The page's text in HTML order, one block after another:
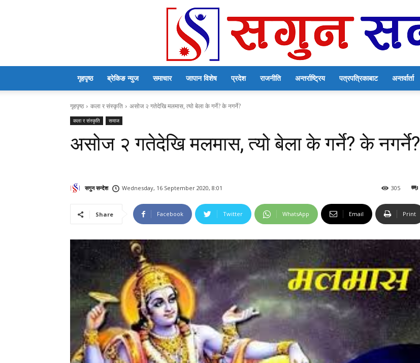
गृहपृष्ठ ब्रेकिङ न्युज समाचार जापान विशेष प्रदेश राजनीति अन्तर्राष्ट्रिय पत्रपत्रिकाबाट अन्तर्वार्ता
गृहपृष्ठ कला र संस्कृति असोज २ गतेदेखि मलमास, त्यो बेला के गर्ने? के नगर्ने?
कला र संस्कृति समाज
असोज २ गतेदेखि मलमास, त्यो बेला के गर्ने? के नगर्ने?
सगुन सन्देश Wednesday, 16 September 2020, 8:01 305
Share Facebook Twitter WhatsApp Email Print